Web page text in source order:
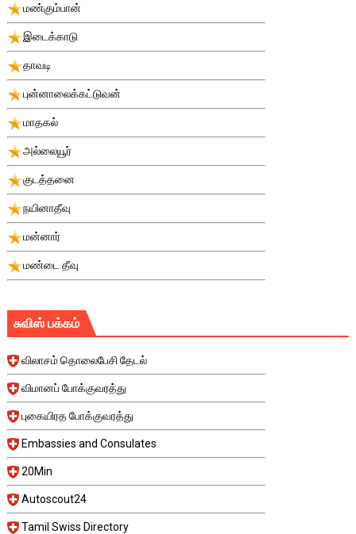
மண்கும்பான்
இடைக்காடு
தாவடி
புன்னாலைக்கட்டுவன்
மாதகல்
அல்லையூர்
குடத்தனை
நயினாதீவு
மன்னார்
மண்டை தீவு
சுவிஸ் பக்கம்
விலாசம் தொலைபேசி தேடல்
விமானப் போக்குவரத்து
புகையிரத போக்குவரத்து
Embassies and Consulates
20Min
Autoscout24
Tamil Swiss Directory